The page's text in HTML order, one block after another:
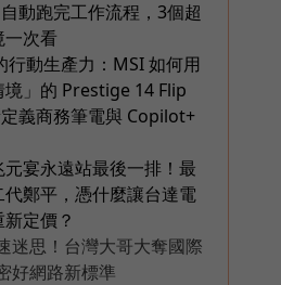
動跑完工作流程，3個超
次看
行動生產力：MSI 如何用
境」的 Prestige 14 Flip
義商務筆電與 Copilot+
宴永遠站最後一排！最
代鄭平，憑什麼讓台達電
定價？
迷思！台灣大哥大奪國際
好網路新標準